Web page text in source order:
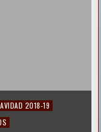
2018-19